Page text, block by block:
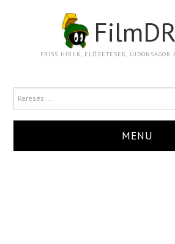
FRISS HÍREK, ELŐZETESEK,
MENU